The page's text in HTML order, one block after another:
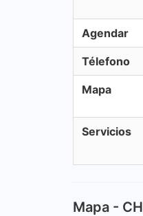
Agendar
Télefono
Mapa
Servicios
Mapa -